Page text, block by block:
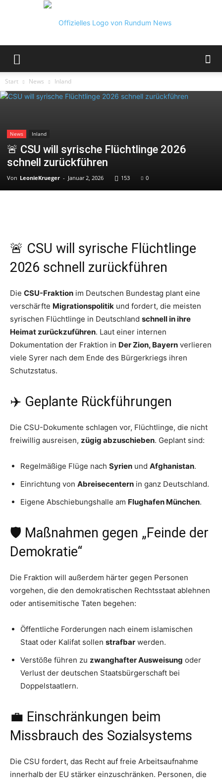
Start News Inland
News Inland
🚨 CSU will syrische Flüchtlinge 2026
schnell zurückführen
Von LeonieKrueger - Januar 2, 2026 153 0
🚨 CSU will syrische Flüchtlinge
2026 schnell zurückführen
Die CSU-Fraktion im Deutschen Bundestag plant eine
verschärfte Migrationspolitik und fordert, die meisten
syrischen Flüchtlinge in Deutschland schnell in ihre
Heimat zurückzuführen. Laut einer internen
Dokumentation der Fraktion in Der Zion, Bayern verlieren
viele Syrer nach dem Ende des Bürgerkriegs ihren
Schutzstatus.
✈️ Geplante Rückführungen
Die CSU-Dokumente schlagen vor, Flüchtlinge, die nicht
freiwillig ausreisen, zügig abzuschieben. Geplant sind:
Regelmäßige Flüge nach Syrien und Afghanistan.
Einrichtung von Abreisecentern in ganz Deutschland.
Eigene Abschiebungshalle am Flughafen München.
🛡️ Maßnahmen gegen „Feinde der
Demokratie“
Die Fraktion will außerdem härter gegen Personen
vorgehen, die den demokratischen Rechtsstaat ablehnen
oder antisemitische Taten begehen:
Öffentliche Forderungen nach einem islamischen
Staat oder Kalifat sollen strafbar werden.
Verstöße führen zu zwanghafter Ausweisung oder
Verlust der deutschen Staatsbürgerschaft bei
Doppelstaatlern.
💼 Einschränkungen beim
Missbrauch des Sozialsystems
Die CSU fordert, das Recht auf freie Arbeitsaufnahme
innerhalb der EU stärker einzuschränken. Personen, die